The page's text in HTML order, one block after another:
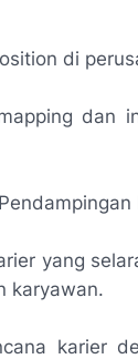
di
dan
yang
karyawan.
karier